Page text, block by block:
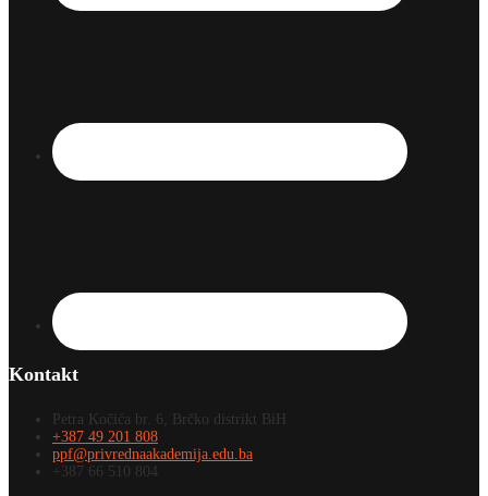
Kontakt
Petra Kočića br. 6, Brčko distrikt BiH
+387 49 201 808
ppf@privrednaakademija.edu.ba
+387 66 510 804